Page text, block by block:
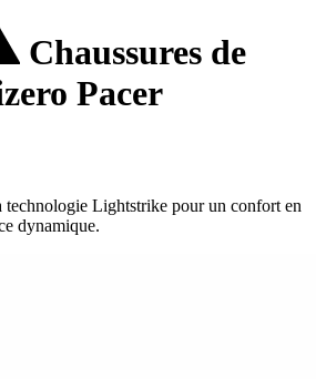
Chaussures de
Pacer
technologie Lightstrike pour un confort en
dynamique.